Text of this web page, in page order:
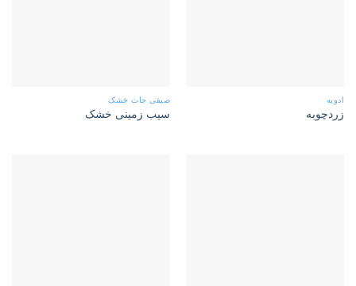
ادویه
زردچوبه
صیفی جات خشک
سیب زمینی خشک